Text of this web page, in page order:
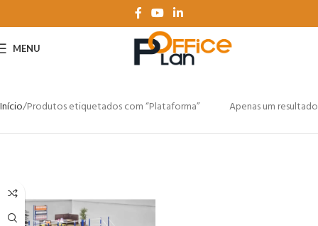
MENU
Início Produtos etiquetados com “Plataforma” Apenas um resultado